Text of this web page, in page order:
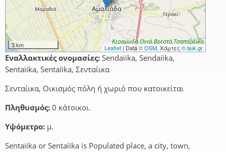
3 km Leaflet | Data© OSM, Χάρτες © buk.gr
Εναλλακτικές ονομασίες: Sendaiika, Sendaíika,
Sentaiika, Sentaíika, Σενταίικα
Σενταίικα, Οικισμός πόλη ή χωριό που κατοικείται
Πληθυσμός: 0 κάτοικοι.
Υψόμετρο: μ.
Sentaiika or Sentaíika is Populated place, a city, town,